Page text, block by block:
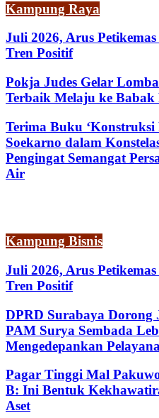
Kampung Raya
Juli 2026, Arus
Tren Positif
Pokja Judes Gelar
Terbaik Melaju ke Babak
Terima Buku
Soekarno dalam
Pengingat Semangat
Air
Kampung Bisnis
Juli 2026, Arus
Tren Positif
DPRD Surabaya
PAM Surya Sembada
Mengedepankan
Pagar Tinggi Mal
B: Ini Bentuk
Aset